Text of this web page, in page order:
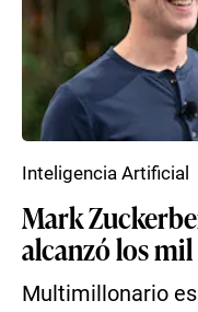
Mark
alcanzó los
Multimillonario
Inteligencia Artificial